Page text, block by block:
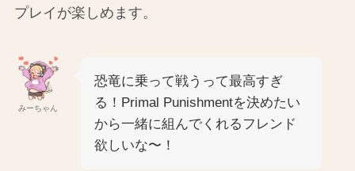
プレイが楽しめます。
みーちゃん
恐竜に乗って戦うって最高すぎ
る！Primal Punishmentを決めたい
から一緒に組んでくれるフレンド
欲しいな〜！